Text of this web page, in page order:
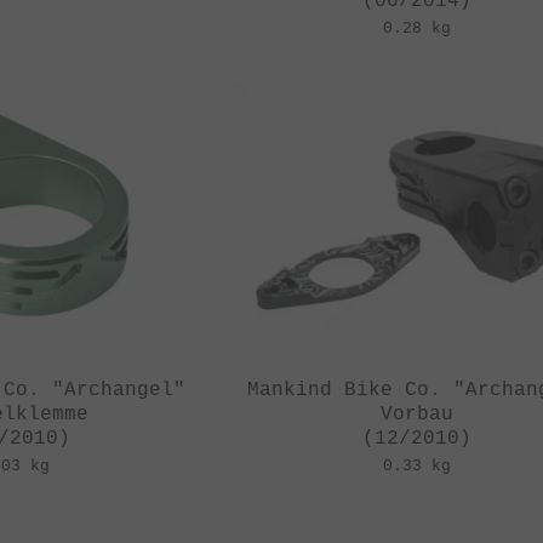
0.28 kg
"Archangel"
kg
Mankind Bike Co.
Vorbau
(12/2010)
0.33 kg